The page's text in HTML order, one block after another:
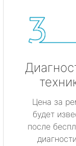
Цена за
будет
после